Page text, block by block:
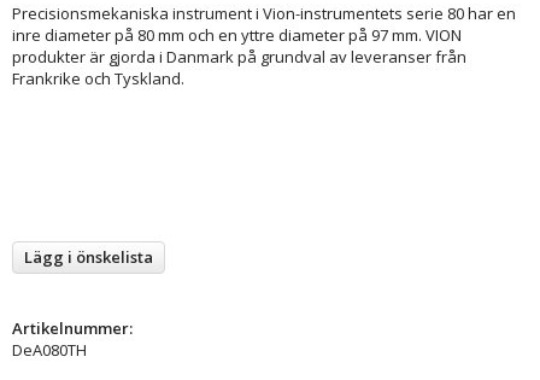
Precisionsmekaniska instrument i Vion-instrumentets serie 80 har en
inre diameter på 80 mm och en yttre diameter på 97 mm. VION
produkter är gjorda i Danmark på grundval av leveranser från
Frankrike och Tyskland.
Lägg i önskelista
Artikelnummer:
DeA080TH